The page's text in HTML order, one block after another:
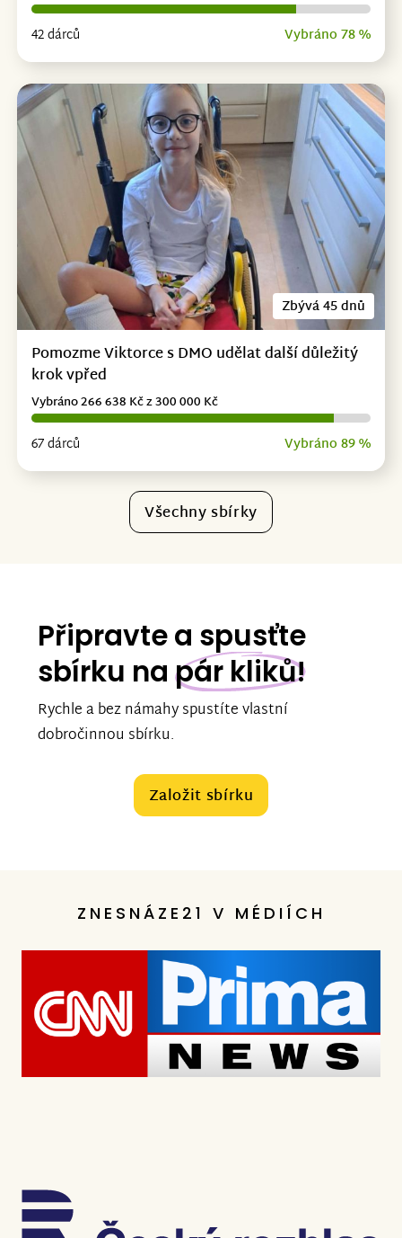
42 dárců Vybráno 78 %
Zbývá 45 dnů
Pomozme Viktorce s DMO udělat další důležitý
krok vpřed
67 dárců Vybráno 89 %
Vybráno 266 638 Kč z 300 000 Kč
Všechny sbírky
Připravte a spusťte
sbírku na pár kliků!
Rychle a bez námahy spustíte vlastní
dobročinnou sbírku.
Založit sbírku
ZNESNÁZE21 V MÉDIÍCH